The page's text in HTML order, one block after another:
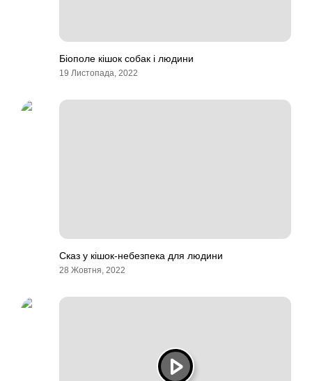
Біополе кішок собак і людини
19 Листопада, 2022
Сказ у кішок-небезпека для людини
28 Жовтня, 2022